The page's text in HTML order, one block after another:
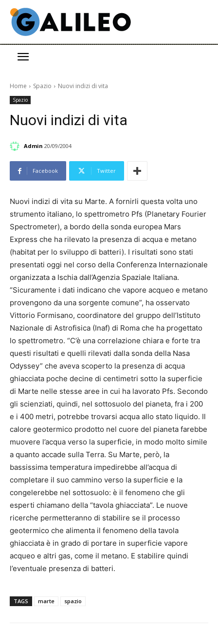
Home Spazio Nuovi indizi di vita
Spazio
Nuovi indizi di vita
Admin 20/09/2004
Facebook Twitter
Nuovi indizi di vita su Marte. A fornirli questa volta uno
strumento italiano, lo spettrometro Pfs (Planetary Fourier
Spectrometer), a bordo della sonda europea Mars
Express che ha rilevato la presenza di acqua e metano
(habitat per lo sviluppo di batteri). I risultati sono stati
presentati oggi nel corso della Conferenza Internazionale
organizzata a Ischia dall’Agenzia Spaziale Italiana.
“Sicuramente i dati indicano che vapore acqueo e metano
provengono da una sorgente comune”, ha osservato
Vittorio Formisano, coordinatore del gruppo dell’Istituto
Nazionale di Astrofisica (Inaf) di Roma che ha progettato
lo spettrometro. “C’è una correlazione chiara e forte tra
questi risultati e quelli rilevati dalla sonda della Nasa
Odyssey” che aveva scoperto la presenza di acqua
ghiacciata poche decine di centimetri sotto la superficie
di Marte nelle stesse aree in cui ha lavorato Pfs. Secondo
gli scienziati, quindi, nel sottosuolo del pianeta, fra i 200
e i 400 metri, potrebbe trovarsi acqua allo stato liquido. Il
calore geotermico prodotto nel cuore del pianeta farebbe
muovere l’acqua verso la superficie, in modo molto simile
a quanto accade sulla Terra. Su Marte, però, la
bassissima temperatura impedirebbe all’acqua di
completare il suo cammino verso la superficie e la
congelerebbe nel sottosuolo: è il fenomeno che gli
esperti chiamano della “tavola ghiacciata”. Le nuove
ricerche permetteranno di stabilire se il processo
geotermico che alimenta il fenomeno della tavola
ghiacciata è in grado di portare in superficie vapore
acqueo e altri gas, come il metano. E stabilire quindi
l’eventuale presenza di batteri.
TAGS marte spazio